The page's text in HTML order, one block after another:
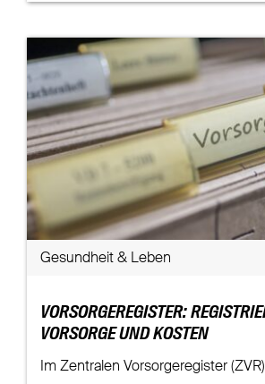
Gesundheit & Leben
VORSORGEREGISTER:
VORSORGE UND KOSTEN
Im Zentralen Vorsorgeregister